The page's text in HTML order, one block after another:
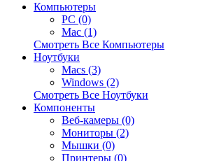
Компьютеры
PC (0)
Mac (1)
Смотреть Все Компьютеры
Ноутбуки
Macs (3)
Windows (2)
Смотреть Все Ноутбуки
Компоненты
Веб-камеры (0)
Мониторы (2)
Мышки (0)
Принтеры (0)